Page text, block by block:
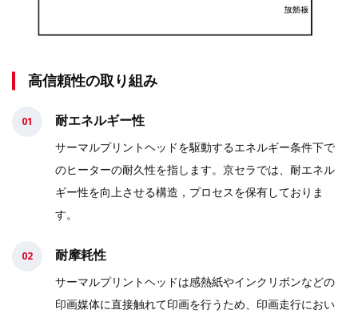
高信頼性の取り組み
耐エネルギー性
サーマルプリントヘッドを駆動するエネルギー条件下で
のヒーターの耐久性を指します。京セラでは、耐エネル
ギー性を向上させる構造，プロセスを保有しておりま
す。
耐摩耗性
サーマルプリントヘッドは感熱紙やインクリボンなどの
印画媒体に直接触れて印画を行うため、印画走行におい